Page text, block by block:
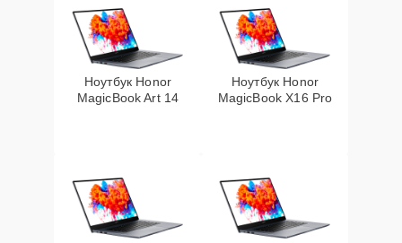
Ноутбук Honor
MagicBook Art 14
Ноутбук Honor
MagicBook X16 Pro